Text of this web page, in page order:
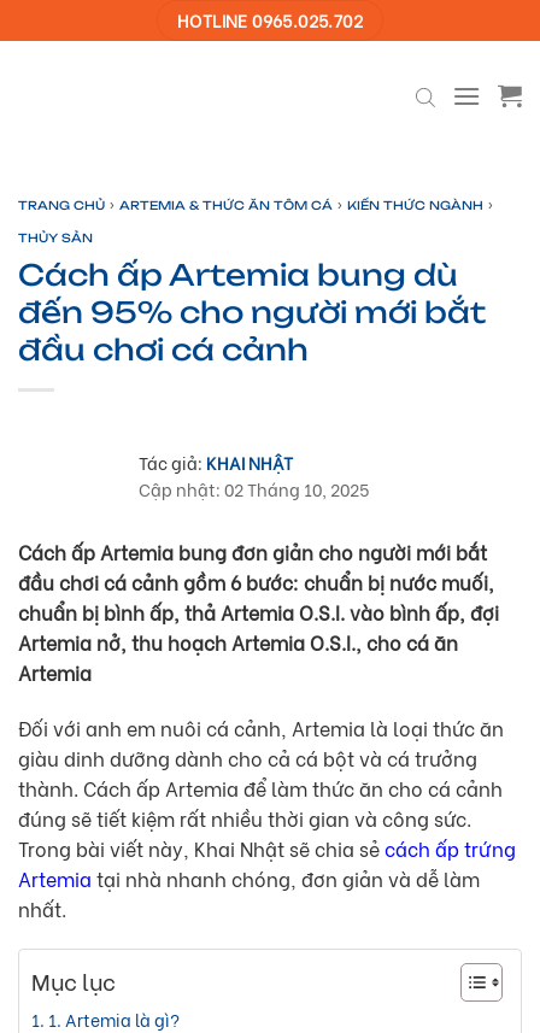
to
HOTLINE 0965.025.702
TRANG CHỦ › ARTEMIA & THỨC ĂN TÔM CÁ › KIẾN THỨC NGÀNH ›
THỦY SẢN
Cách ấp Artemia bung dù
đến 95% cho người mới bắt
đầu chơi cá cảnh
Tác giả: KHAI NHẬT
Cập nhật: 02 Tháng 10, 2025
Cách ấp Artemia bung đơn giản cho người mới bắt
đầu chơi cá cảnh gồm 6 bước: chuẩn bị nước muối,
chuẩn bị bình ấp, thả Artemia O.S.I. vào bình ấp, đợi
Artemia nở, thu hoạch Artemia O.S.I., cho cá ăn
Artemia
Đối với anh em nuôi cá cảnh, Artemia là loại thức ăn
giàu dinh dưỡng dành cho cả cá bột và cá trưởng
thành. Cách ấp Artemia để làm thức ăn cho cá cảnh
đúng sẽ tiết kiệm rất nhiều thời gian và công sức.
Trong bài viết này, Khai Nhật sẽ chia sẻcách ấp trứng
Artemia tại nhà nhanh chóng, đơn giản và dễ làm
nhất.
Mục lục
1. Artemia là gì?